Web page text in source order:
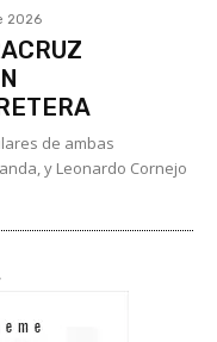
2026
de ambas
y Leonardo Cornejo